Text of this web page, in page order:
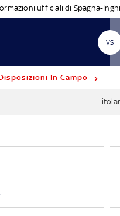
ufficiali di Spagna-
VS
In Campo